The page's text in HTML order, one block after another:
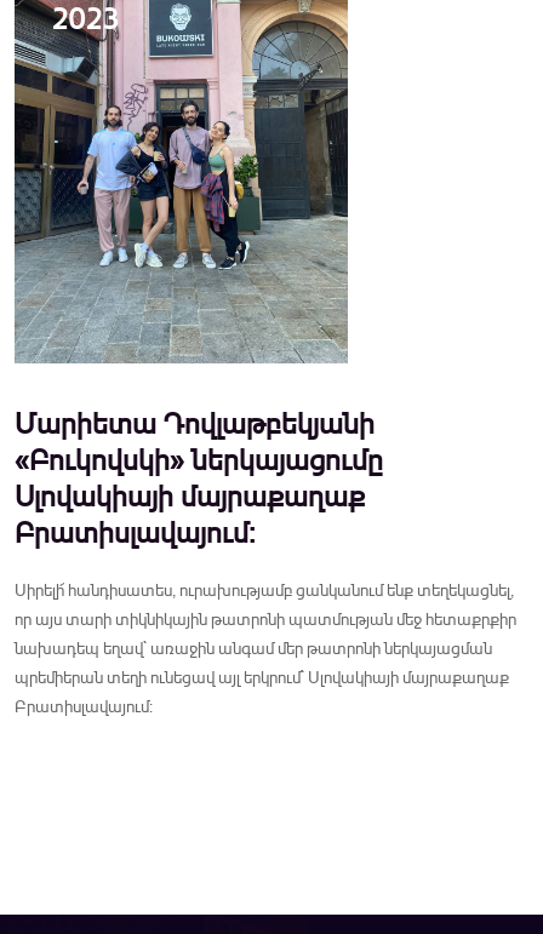
2023
Մարիետա Դովլաթբեկյանի
«Բուկովսկի» ներկայացումը
Սլովակիայի մայրաքաղաք
Բրատիսլավայում:
Սիրելի՜ հանդիսատես, ուրախությամբ ցանկանում ենք տեղեկացնել,
որ այս տարի տիկնիկային թատրոնի պատմության մեջ հետաքրքիր
նախադեպ եղավ` առաջին անգամ մեր թատրոնի ներկայացման
պրեմիերան տեղի ունեցավ այլ երկրում` Սլովակիայի մայրաքաղաք
Բրատիսլավայում: